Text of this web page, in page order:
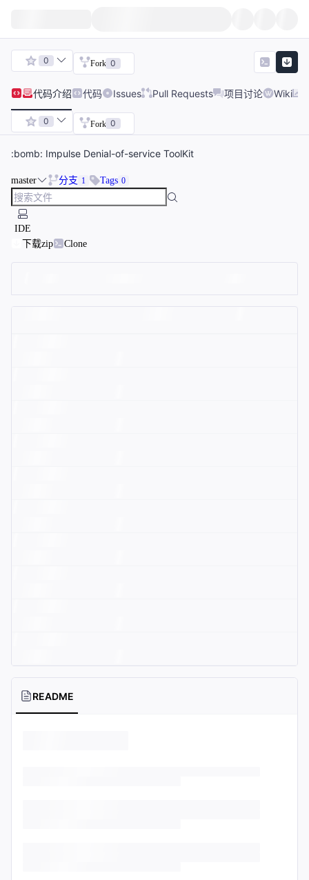
0 Fork 0
代码介绍 代码 Issues Pull Requests 项目讨论 Wiki
0 Fork 0
:bomb: Impulse Denial-of-service ToolKit
master 分支 1 Tags 0
IDE
下载zip
Clone
README